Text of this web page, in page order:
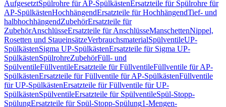
AufgesetztSpülrohre für AP-SpülkästenErsatzteile für Spülrohre für
AP-SpülkästenHochhängendErsatzteile für HochhängendTief- und
halbhochhängendZubehörErsatzteile für
ZubehörAnschlüsseErsatzteile für AnschlüsseManschettenNippel,
Rosetten und StaueinsätzeVerbrauchsmaterialSpülventileUP-
SpülkästenSigma UP-SpülkästenErsatzteile für Sigma UP-
SpülkästenSpülrohreZubehörFüll- und
SpülventileFüllventileErsatzteile für FüllventileFüllventile für AP-
SpülkästenErsatzteile für Füllventile für AP-SpülkästenFüllventile
für UP-SpülkästenErsatzteile für Füllventile für UP-
SpülkästenSpülventileErsatzteile für SpülventileSpül-Stopp-
SpülungErsatzteile für Spül-Stopp-Spülung1-Mengen-